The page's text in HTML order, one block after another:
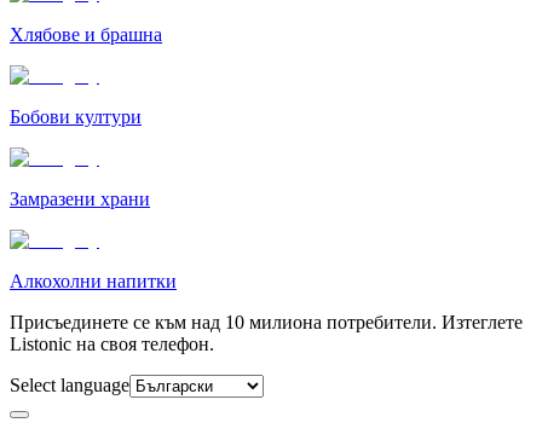
Хлябове и брашна
Бобови култури
Замразени храни
Алкохолни напитки
Присъединете се към над 10 милиона потребители. Изтеглете
Listonic на своя телефон.
Select language